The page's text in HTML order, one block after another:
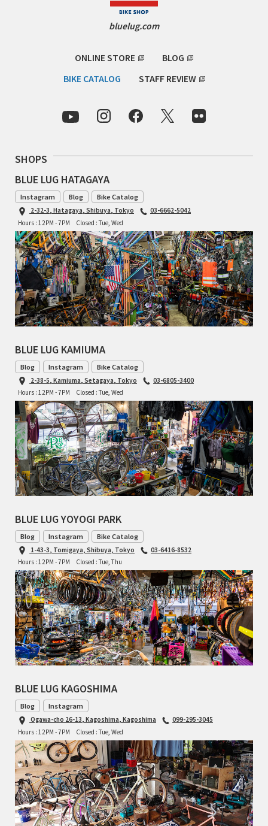
RON'S BIKES
ROSKO
SALSA CYCLES
SINGULAR
SPEEDVAGEN
STRIDSLAND
TANGLEFOOT
TOMII CYCLES
UNVER
WILDE
bluelug.com
ONLINE STORE
BLOG
BIKE CATALOG
STAFF REVIEW
SHOPS
BLUE LUG HATAGAYA
Instagram Blog Bike Catalog
2-32-3, Hatagaya, Shibuya, Tokyo
03-6662-5042
Hours : 12PM - 7PM
Closed : Tue, Wed
BLUE LUG KAMIUMA
Blog Instagram Bike Catalog
2-38-5, Kamiuma, Setagaya, Tokyo
03-6805-3400
Hours : 12PM - 7PM
Closed : Tue, Wed
BLUE LUG YOYOGI PARK
Blog Instagram Bike Catalog
1-43-3, Tomigaya, Shibuya, Tokyo
03-6416-8532
Hours : 12PM - 7PM
Closed : Tue, Thu
BLUE LUG KAGOSHIMA
Blog Instagram
Ogawa-cho 26-13, Kagoshima, Kagoshima
099-295-3045
Hours : 12PM - 7PM
Closed : Tue, Wed